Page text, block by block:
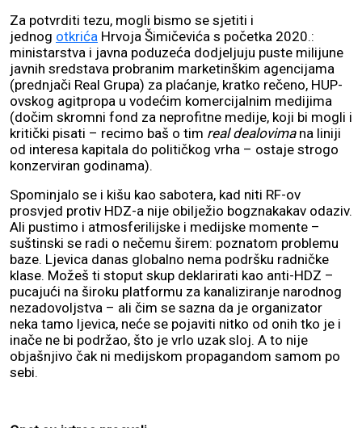
Za potvrditi tezu, mogli bismo se sjetiti i
jednog otkrića Hrvoja Šimičevića s početka 2020.:
ministarstva i javna poduzeća dodjeljuju puste milijune
javnih sredstava probranim marketinškim agencijama
(prednjači Real Grupa) za plaćanje, kratko rečeno, HUP-
ovskog agitpropa u vodećim komercijalnim medijima
(dočim skromni fond za neprofitne medije, koji bi mogli i
kritički pisati – recimo baš o tim real dealovimana liniji
od interesa kapitala do političkog vrha – ostaje strogo
konzerviran godinama).
Spominjalo se i kišu kao sabotera, kad niti RF-ov
prosvjed protiv HDZ-a nije obilježio bogznakakav odaziv.
Ali pustimo i atmosferilijske i medijske momente –
suštinski se radi o nečemu širem: poznatom problemu
baze. Ljevica danas globalno nema podršku radničke
klase. Možeš ti stoput skup deklarirati kao anti-HDZ –
pucajući na široku platformu za kanaliziranje narodnog
nezadovoljstva – ali čim se sazna da je organizator
neka tamo ljevica, neće se pojaviti nitko od onih tko je i
inače ne bi podržao, što je vrlo uzak sloj. A to nije
objašnjivo čak ni medijskom propagandom samom po
sebi.